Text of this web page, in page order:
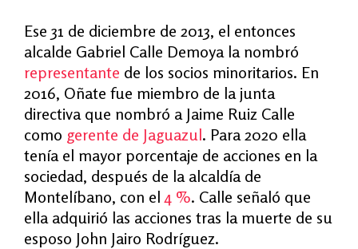
Ese 31 de diciembre de 2013, el entonces
alcalde Gabriel Calle Demoya la nombró
representante de los socios minoritarios. En
2016, Oñate fue miembro de la junta
directiva que nombró a Jaime Ruiz Calle
como gerente de Jaguazul. Para 2020 ella
tenía el mayor porcentaje de acciones en la
sociedad, después de la alcaldía de
Montelíbano, con el 4 %. Calle señaló que
ella adquirió las acciones tras la muerte de su
esposo John Jairo Rodríguez.